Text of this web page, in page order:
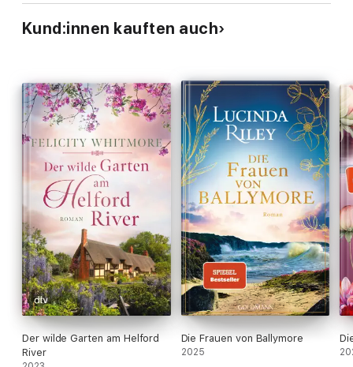
Kund:innen kauften auch
Der wilde Garten am Helford
River
Die Frauen von Ballymore
2025